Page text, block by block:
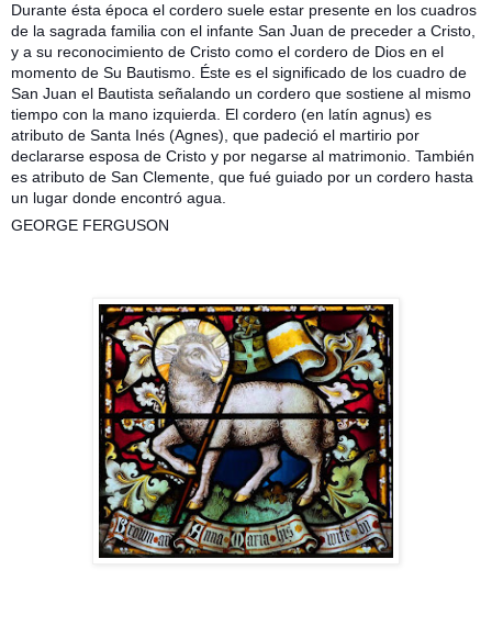
Durante ésta época el cordero suele estar presente en los cuadros
de la sagrada familia con el infante San Juan de preceder a Cristo,
y a su reconocimiento de Cristo como el cordero de Dios en el
momento de Su Bautismo. Éste es el significado de los cuadro de
San Juan el Bautista señalando un cordero que sostiene al mismo
tiempo con la mano izquierda. El cordero (en latín agnus) es
atributo de Santa Inés (Agnes), que padeció el martirio por
declararse esposa de Cristo y por negarse al matrimonio. También
es atributo de San Clemente, que fué guiado por un cordero hasta
un lugar donde encontró agua.
GEORGE FERGUSON